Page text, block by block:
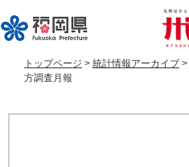
ー
ジ
ニ
ュ
トップページ > 統計情報アーカイブ >
方調査月報